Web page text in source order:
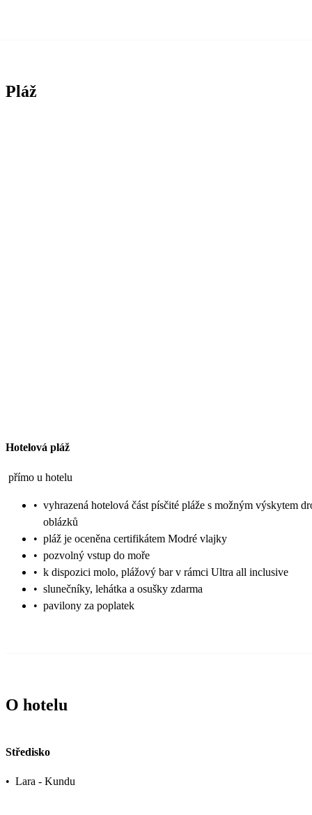
Pláž
Hotelová pláž
přímo u hotelu
• vyhrazená hotelová část písčité pláže s možným výskytem
oblázků
• pláž je oceněna certifikátem Modré vlajky
• pozvolný vstup do moře
• k dispozici molo, plážový bar v rámci Ultra all inclusive
• slunečníky, lehátka a osušky zdarma
• pavilony za poplatek
O hotelu
Středisko
• Lara - Kundu